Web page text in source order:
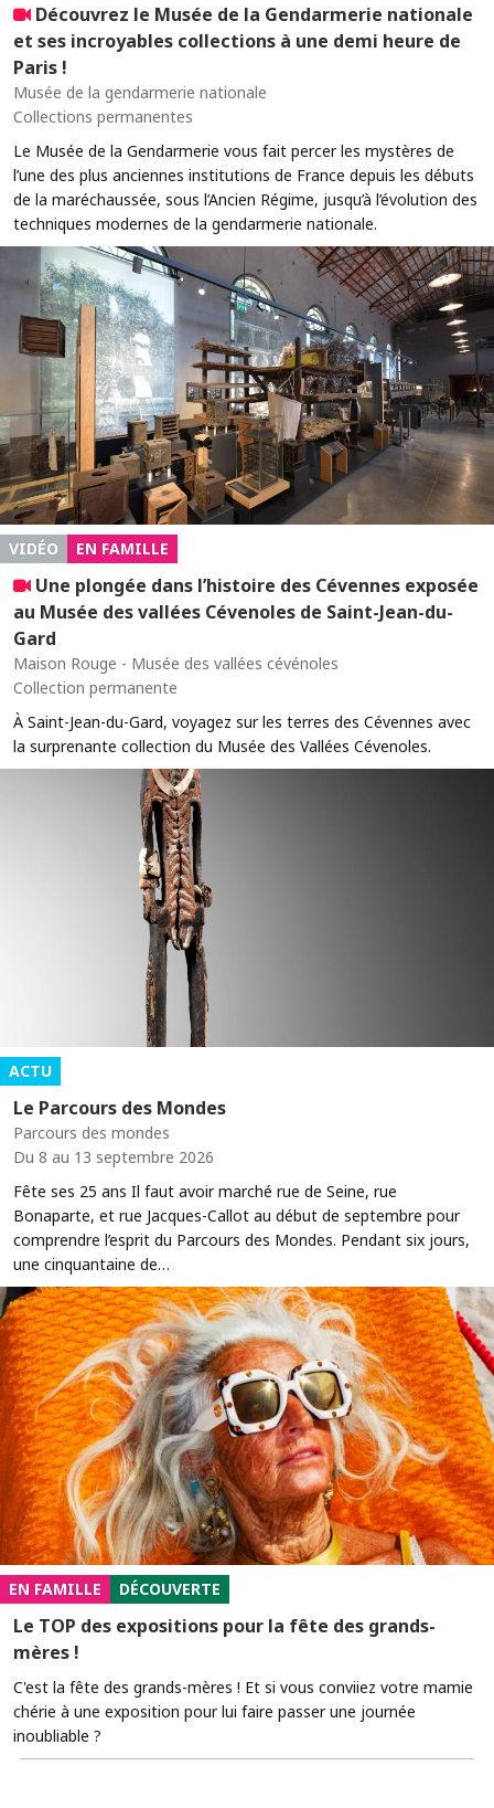
Découvrez le Musée de la Gendarmerie nationale
et ses incroyables collections à une demi heure de
Paris !
Musée de la gendarmerie nationale
Collections permanentes
Le Musée de la Gendarmerie vous fait percer les mystères de
l’une des plus anciennes institutions de France depuis les débuts
de la maréchaussée, sous l’Ancien Régime, jusqu’à l’évolution des
techniques modernes de la gendarmerie nationale.
VIDÉO EN FAMILLE
Une plongée dans l’histoire des Cévennes exposée
au Musée des vallées Cévenoles de Saint-Jean-du-
Gard
Maison Rouge - Musée des vallées cévénoles
Collection permanente
À Saint-Jean-du-Gard, voyagez sur les terres des Cévennes avec
la surprenante collection du Musée des Vallées Cévenoles.
ACTU
Le Parcours des Mondes
Parcours des mondes
Du 8 au 13 septembre 2026
Fête ses 25 ans Il faut avoir marché rue de Seine, rue
Bonaparte, et rue Jacques-Callot au début de septembre pour
comprendre l’esprit du Parcours des Mondes. Pendant six jours,
une cinquantaine de…
EN FAMILLE DÉCOUVERTE
Le TOP des expositions pour la fête des grands-
mères !
C'est la fête des grands-mères ! Et si vous conviiez votre mamie
chérie à une exposition pour lui faire passer une journée
inoubliable ?